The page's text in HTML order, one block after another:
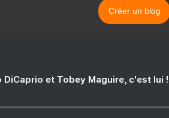
Créer un blog
DiCaprio et Tobey Maguire, c'est lui